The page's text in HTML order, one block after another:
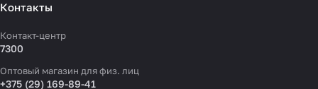
Контакты
Контакт-центр
7300
Оптовый магазин для физ. лиц
+375 (29) 169-89-41